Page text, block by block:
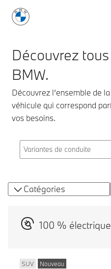
Découvrez
BMW.
Découvrez l’ensemble de
véhicule qui correspond
vos besoins.
Catégories
100 % électrique
SUV Nouveau